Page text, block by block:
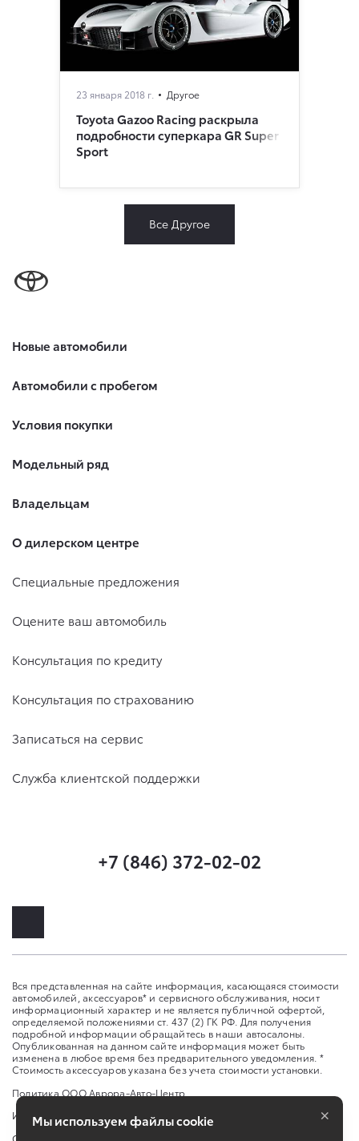
23 января 2018 г. Другое
Toyota Gazoo Racing раскрыла
подробности суперкара GR Super
Sport
Все Другое
Новые автомобили
Автомобили с пробегом
Условия покупки
Модельный ряд
Владельцам
О дилерском центре
Специальные предложения
Оцените ваш автомобиль
Консультация по кредиту
Консультация по страхованию
Записаться на сервис
Служба клиентской поддержки
+7 (846) 372-02-02
Вся представленная на сайте информация, касающаяся стоимости
автомобилей, аксессуаров* и сервисного обслуживания, носит
информационный характер и не является публичной офертой,
определяемой положениями ст. 437 (2) ГК РФ. Для получения
подробной информации обращайтесь в наши автосалоны.
Опубликованная на данном сайте информация может быть
изменена в любое время без предварительного уведомления. *
Стоимость аксессуаров указана без учета стоимости установки.
Политика ООО Аврора-Авто-Центр
Изменить настройку cookies
Сбросить cookie
Мы используем файлы cookie ×